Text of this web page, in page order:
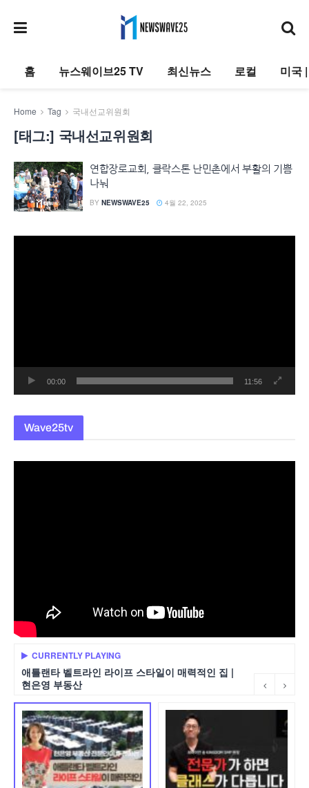
홈 뉴스웨이브25 TV 최신뉴스 로컬 미국
Home Tag 국내선교위원회
[태그:] 국내선교위원회
연합장로교회, 클락스톤 난민촌에서 부활의 기쁨
나눠
BY NEWSWAVE25 4월 22, 2025
00:00 11:56
Wave25tv
CURRENTLY PLAYING
애틀랜타 벨트라인 라이프 스타일이 매력적인 집 |
현은영 부동산